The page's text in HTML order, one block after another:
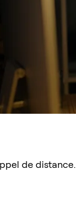
de distance.